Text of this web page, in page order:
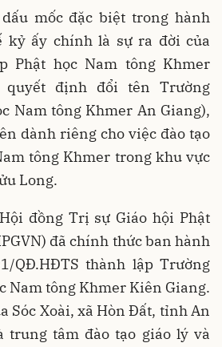
mốc đặc biệt trong hành
kỷ ấy chính là sự ra đời của
Phật học Nam tông Khmer
quyết định đổi tên Trường
Nam tông Khmer An Giang),
dành riêng cho việc đào tạo
tông Khmer trong khu vực
Long.
đồng Trị sự Giáo hội Phật
đã chính thức ban hành
QĐ.HĐTS thành lập Trường
Nam tông Khmer Kiên Giang.
Sóc Xoài, xã Hòn Đất, tỉnh An
trung tâm đào tạo giáo lý và